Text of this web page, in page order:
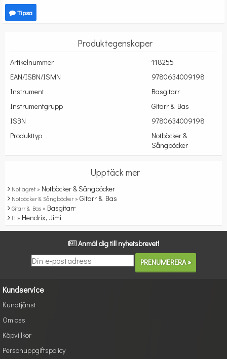
Tipsa
Produktegenskaper
Artikelnummer
118255
EAN/ISBN/ISMN
9780634009198
Instrument
Basgitarr
Instrumentgrupp
Gitarr & Bas
ISBN
9780634009198
Produkttyp
Notböcker &
Sångböcker
Upptäck mer
Notlagret » Notböcker & Sångböcker
Notböcker & Sångböcker » Gitarr & Bas
Gitarr & Bas » Basgitarr
H » Hendrix, Jimi
Anmäl dig till nyhetsbrevet!
Kundservice
Kundtjänst
Om oss
Köpvillkor
Personuppgiftspolicy